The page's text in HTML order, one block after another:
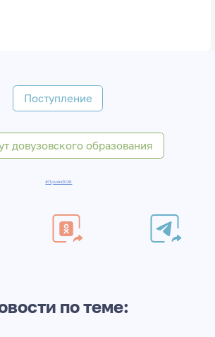
Поступление
довузовского образования
#Приём2026
по теме: